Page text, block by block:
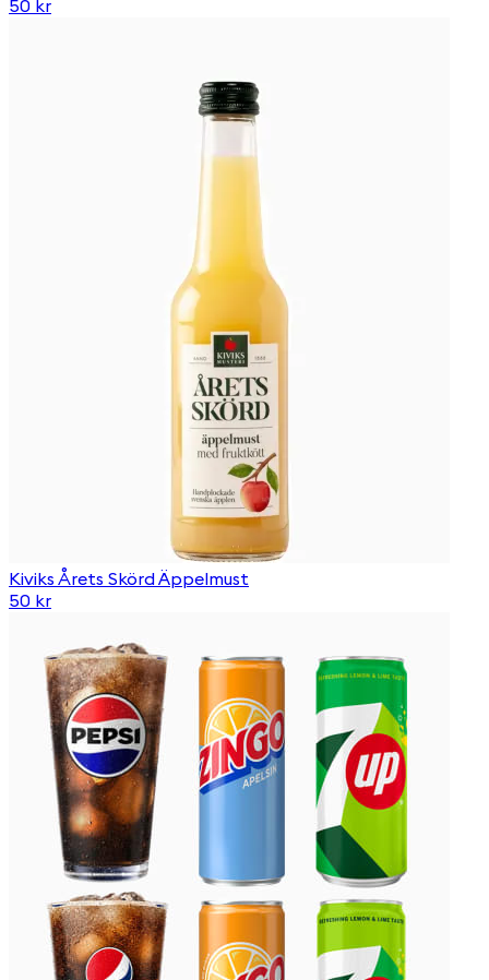
50 kr
Kiviks Årets Skörd Äppelmust
50 kr